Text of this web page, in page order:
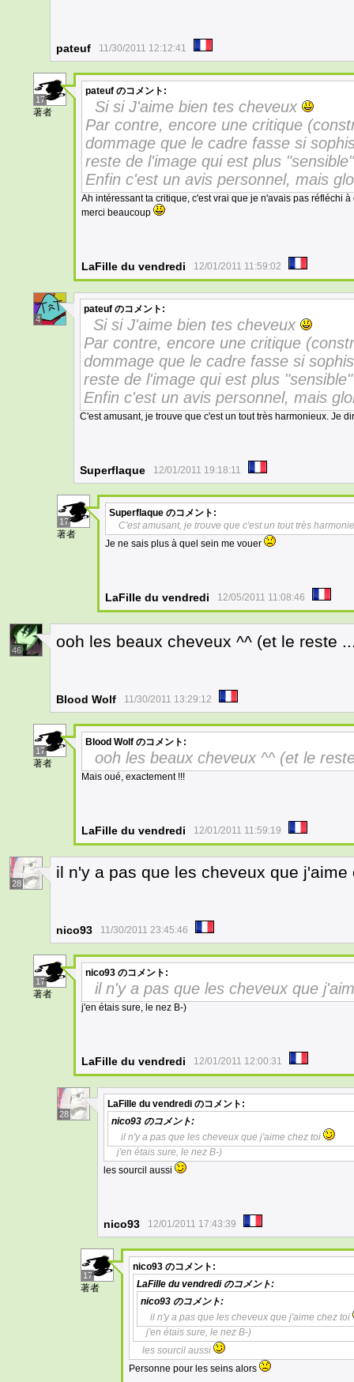
pateuf 11/30/2011 12:12:41
17
著者
pateuf のコメント:
Si si J'aime bien tes cheveux
Par contre, encore une critique
dommage que le cadre fasse si
reste de l'image qui est plus
Enfin c'est un avis personnel, mais
Ah intéressant ta critique, c'est vrai que je n'avais pas réfléchi
merci beaucoup
LaFille du vendredi 12/01/2011 11:59:02
4
pateuf のコメント:
Si si J'aime bien tes cheveux
Par contre, encore une critique
dommage que le cadre fasse si
reste de l'image qui est plus
Enfin c'est un avis personnel, mais
C'est amusant, je trouve que c'est un tout très harmonieux. Je
Superflaque 12/01/2011 19:18:11
17
著者
Superflaque のコメント:
C'est amusant, je trouve que c'est un tout très
Je ne sais plus à quel sein me vouer
LaFille du vendredi 12/05/2011 11:08:46
46 ooh les beaux cheveux ^^ (et le reste
Blood Wolf 11/30/2011 13:29:12
17
著者
Blood Wolf のコメント:
ooh les beaux cheveux ^^ (et le
Mais oué, exactement !!!
LaFille du vendredi 12/01/2011 11:59:19
28
il n'y a pas que les cheveux que
nico93 11/30/2011 23:45:46
17
著者
nico93 のコメント:
il n'y a pas que les cheveux que
j'en étais sure, le nez B-)
LaFille du vendredi 12/01/2011 12:00:31
28
LaFille du vendredi のコメント:
nico93 のコメント:
il n'y a pas que les cheveux que j'aime chez toi
j'en étais sure, le nez B-)
les sourcil aussi
nico93 12/01/2011 17:43:39
17
著者
nico93 のコメント:
LaFille du vendrediのコメント:
nico93 のコメント:
il n'y a pas que les cheveux que j'aime chez toi
j'en étais sure, le nez B-)
les sourcil aussi
Personne pour les seins alors